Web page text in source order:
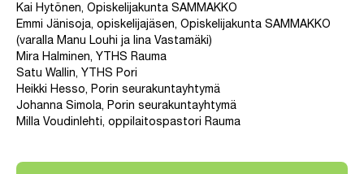
Kai Hytönen, Opiskelijakunta SAMMAKKO
Emmi Jänisoja, opiskelijajäsen, Opiskelijakunta SAMMAKKO
(varalla Manu Louhi ja Iina Vastamäki)
Mira Halminen, YTHS Rauma
Satu Wallin, YTHS Pori
Heikki Hesso, Porin seurakuntayhtymä
Johanna Simola, Porin seurakuntayhtymä
Milla Voudinlehti, oppilaitospastori Rauma